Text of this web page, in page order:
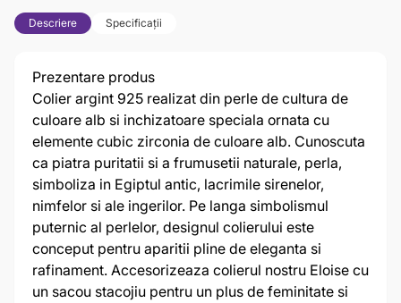
Descriere Specificații
Prezentare produs
Colier argint 925 realizat din perle de cultura de
culoare alb si inchizatoare speciala ornata cu
elemente cubic zirconia de culoare alb. Cunoscuta
ca piatra puritatii si a frumusetii naturale, perla,
simboliza in Egiptul antic, lacrimile sirenelor,
nimfelor si ale ingerilor. Pe langa simbolismul
puternic al perlelor, designul colierului este
conceput pentru aparitii pline de eleganta si
rafinament. Accesorizeaza colierul nostru Eloise cu
un sacou stacojiu pentru un plus de feminitate si